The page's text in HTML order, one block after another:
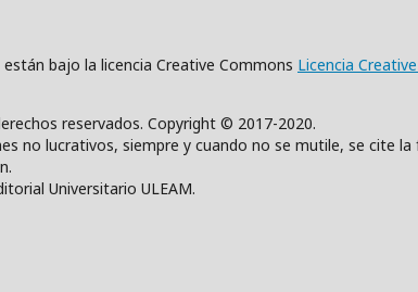
bajo la licencia Creative Commons Licencia
reservados. Copyright © 2017-2020.
no lucrativos, siempre y cuando no se mutile, se cite
Universitario ULEAM.